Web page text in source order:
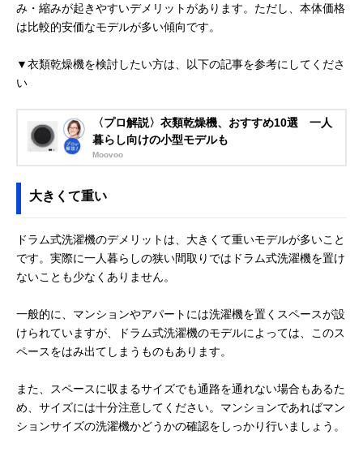
み・縮みが起きやすいデメリットがあります。ただし、本体価格
は比較的安価なモデルが多い傾向です。
▼衣類乾燥機を検討したい方は、以下の記事を参考にしてくださ
い
〈プロ解説〉衣類乾燥機、おすすめ10選 一人
暮らし向けの小型モデルも
Moovoo
大きくて重い
ドラム式洗濯機のデメリットは、大きくて重いモデルが多いこと
です。実際に一人暮らしの狭い間取りではドラム式洗濯機を置け
ないことも少なくありません。
一般的に、マンションやアパートには洗濯機を置くスペースが設
けられていますが、ドラム式洗濯機のモデルによっては、このス
ペースをはみ出てしまうものもあります。
また、スペースに収まるサイズでも通路を通れない場合もあるた
め、サイズには十分注意してください。マンションであればマン
ションサイズの洗濯機かどうかの確認をしっかり行いましょう。